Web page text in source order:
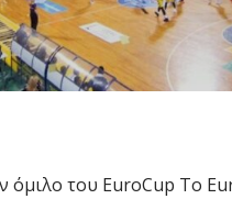
του EuroCup Το